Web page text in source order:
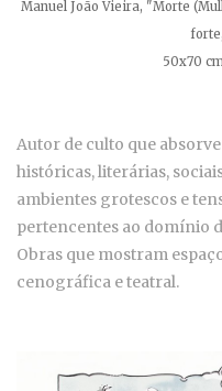
Manuel João Vieira, "Morte
50x70
Autor de culto que
históricas, literárias,
ambientes grotescos e
pertencentes ao domínio
Obras que mostram
cenográfica e teatral.